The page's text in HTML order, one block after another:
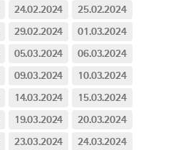
24.02.2024
25.02.2024
29.02.2024
01.03.2024
05.03.2024
06.03.2024
09.03.2024
10.03.2024
14.03.2024
15.03.2024
19.03.2024
20.03.2024
23.03.2024
24.03.2024